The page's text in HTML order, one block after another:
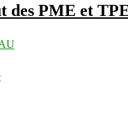
des PME et
Créateur